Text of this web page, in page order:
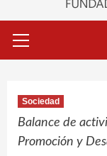
primario
Sociedad
Balance de
Promoción y